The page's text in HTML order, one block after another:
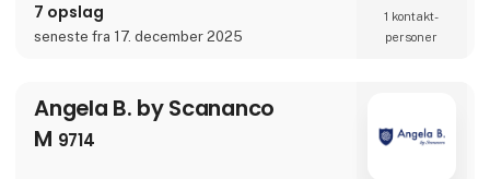
7 opslag
seneste fra 17. december 2025
1 kontakt­
personer
Angela B. by Scananco
M 9714